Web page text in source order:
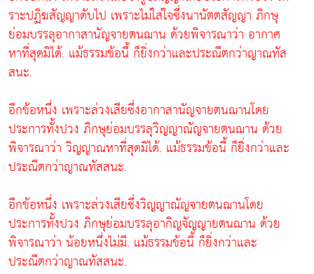
ราะปฏิฆสัญญาดับไป เพราะไม่ใส่ใจซึ่งนานัตตสัญญา ภิกษุ
ย่อมบรรลุอากาสานัญจายตนฌาน ด้วยพิจารณาว่า อากาศ
หาที่สุดมิได้. แม้ธรรมข้อนี้ ก็ยิ่งกว่าและประณีตกว่าญาณทัส
สนะ.
อีกข้อหนึ่ง เพราะล่วงเสียซึ่งอากาสานัญจายตนฌานโดย
ประการทั้งปวง ภิกษุย่อมบรรลุวิญญาณัญจายตนฌาน ด้วย
พิจารณาว่า วิญญาณหาที่สุดมิได้. แม้ธรรมข้อนี้ ก็ยิ่งกว่าและ
ประณีตกว่าญาณทัสสนะ.
อีกข้อหนึ่ง เพราะล่วงเสียซึ่งวิญญาณัญจายตนฌานโดย
ประการทั้งปวง ภิกษุย่อมบรรลุอากิญจัญญายตนฌาน ด้วย
พิจารณาว่า น้อยหนึ่งไม่มี. แม้ธรรมข้อนี้ ก็ยิ่งกว่าและ
ประณีตกว่าญาณทัสสนะ.